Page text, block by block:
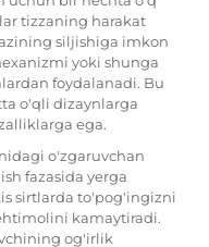
tizzaning harakat
siljishiga imkon
yoki shunga
foydalanadi. Bu
o'qli dizaynlarga
ega.
o'zgaruvchan
fazasida yerga
sirtlarda to'pog'ingizni
kamaytiradi.
og'irlik